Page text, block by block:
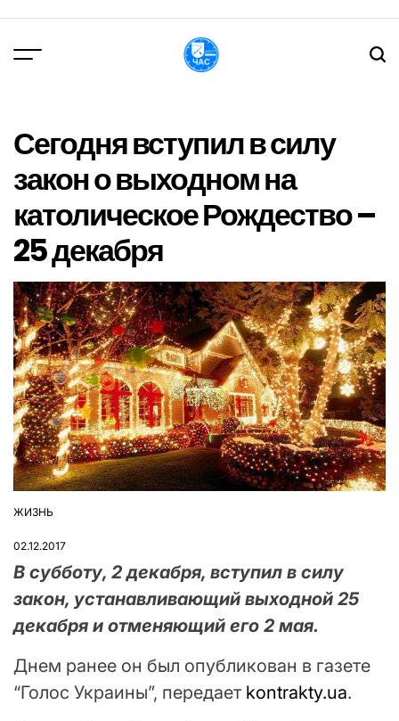
вмісту
Сегодня вступил в силу
закон о выходном на
католическое Рождество –
25 декабря
ОПУБЛІКУВАТИ
ЖИЗНЬ
02.12.2017
В субботу, 2 декабря, вступил в силу
закон, устанавливающий выходной 25
декабря и отменяющий его 2 мая.
Днем ранее он был опубликован в газете
“Голос Украины”, передает kontrakty.ua.